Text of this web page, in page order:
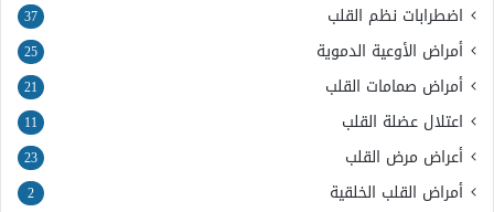
اضطرابات نظم القلب 37
أمراض الأوعية الدموية 25
أمراض صمامات القلب 21
اعتلال عضلة القلب 11
أعراض مرض القلب 23
أمراض القلب الخلقية 2